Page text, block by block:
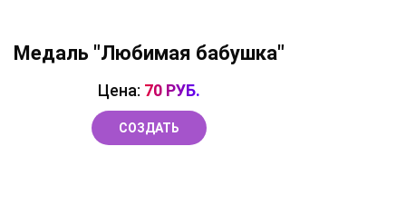
Медаль "Любимая бабушка"
Цена: 70 РУБ.
СОЗДАТЬ